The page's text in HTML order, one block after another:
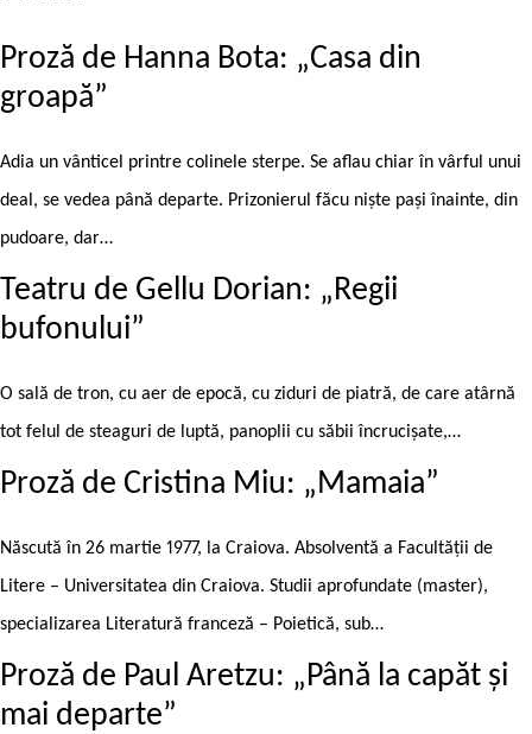
Proză de Hanna Bota: „Casa din
groapă”
Adia un vânticel printre colinele sterpe. Se aflau chiar în vârful unui
deal, se vedea până departe. Prizonierul făcu niște pași înainte, din
pudoare, dar…
Teatru de Gellu Dorian: „Regii
bufonului”
O sală de tron, cu aer de epocă, cu ziduri de piatră, de care atârnă
tot felul de steaguri de luptă, panoplii cu săbii încrucișate,…
Proză de Cristina Miu: „Mamaia”
Născută în 26 martie 1977, la Craiova. Absolventă a Facultății de
Litere – Universitatea din Craiova. Studii aprofundate (master),
specializarea Literatură franceză – Poietică, sub…
Proză de Paul Aretzu: „Până la capăt și
mai departe”